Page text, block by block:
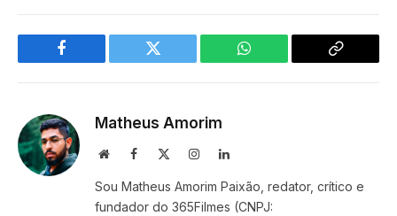
Facebook Twitter WhatsApp
Copy
Matheus Amorim
WebsiteFacebook InstagramLinkedIn
Sou Matheus Amorim Paixão, redator, crítico e
fundador do 365Filmes (CNPJ: